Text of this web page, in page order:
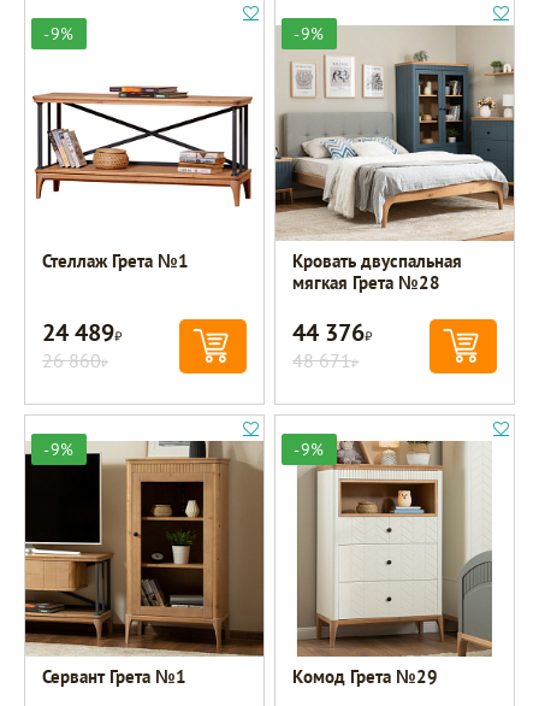
-9%
Стеллаж Грета №1
24 489Р
26 860Р
-9%
Кровать двуспальная
мягкая Грета №28
44 376Р
48 671Р
-9%
Сервант Грета №1
-9%
Комод Грета №29